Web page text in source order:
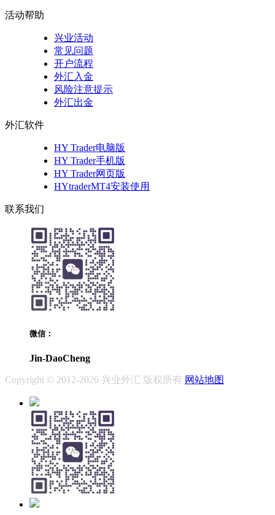
活动帮助
兴业活动
常见问题
开户流程
外汇入金
风险注意提示
外汇出金
外汇软件
HY Trader电脑版
HY Trader手机版
HY Trader网页版
HYtraderMT4安装使用
联系我们
微信：
Jin-DaoCheng
Copyright © 2012-2026 兴业外汇 版权所有 网站地图